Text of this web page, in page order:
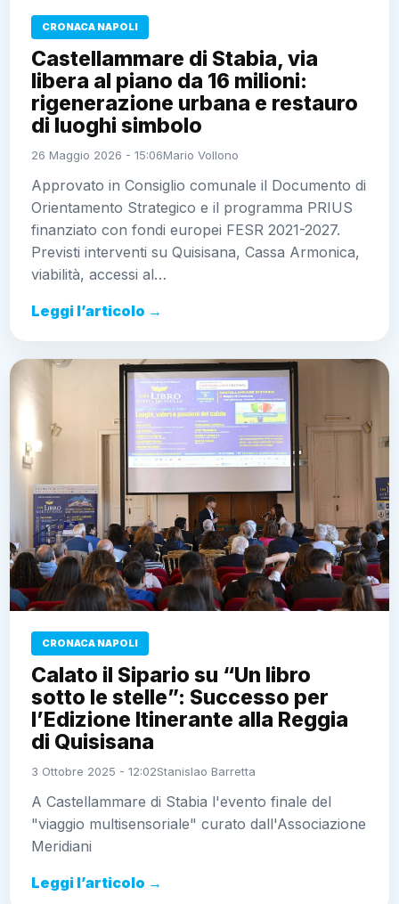
CRONACA NAPOLI
Castellammare di Stabia, via
libera al piano da 16 milioni:
rigenerazione urbana e restauro
di luoghi simbolo
26 Maggio 2026 - 15:06Mario Vollono
Approvato in Consiglio comunale il Documento di
Orientamento Strategico e il programma PRIUS
finanziato con fondi europei FESR 2021-2027.
Previsti interventi su Quisisana, Cassa Armonica,
viabilità, accessi al…
Leggi l’articolo →
CRONACA NAPOLI
Calato il Sipario su “Un libro
sotto le stelle”: Successo per
l’Edizione Itinerante alla Reggia
di Quisisana
3 Ottobre 2025 - 12:02Stanislao Barretta
A Castellammare di Stabia l'evento finale del
"viaggio multisensoriale" curato dall'Associazione
Meridiani
Leggi l’articolo →